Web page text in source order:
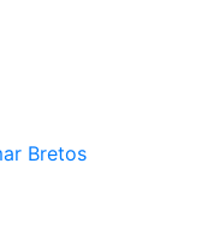
Bretos